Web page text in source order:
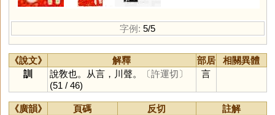
字例: 5/5
《說文》 解釋 部居
相關異體
訓
說敎也。从言，川聲。
〔許運切〕
(51 / 46)
言
《廣韻》 頁碼 反切
註解